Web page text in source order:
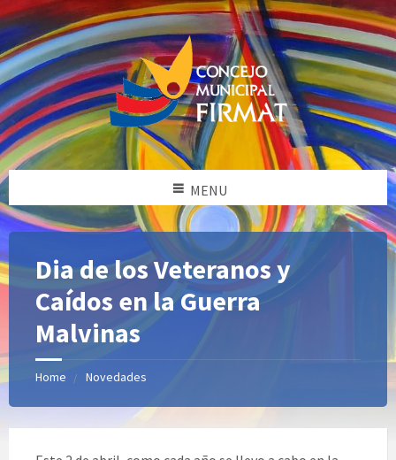
MENU
Dia de los Veteranos y
Caídos en la Guerra
Malvinas
Home Novedades